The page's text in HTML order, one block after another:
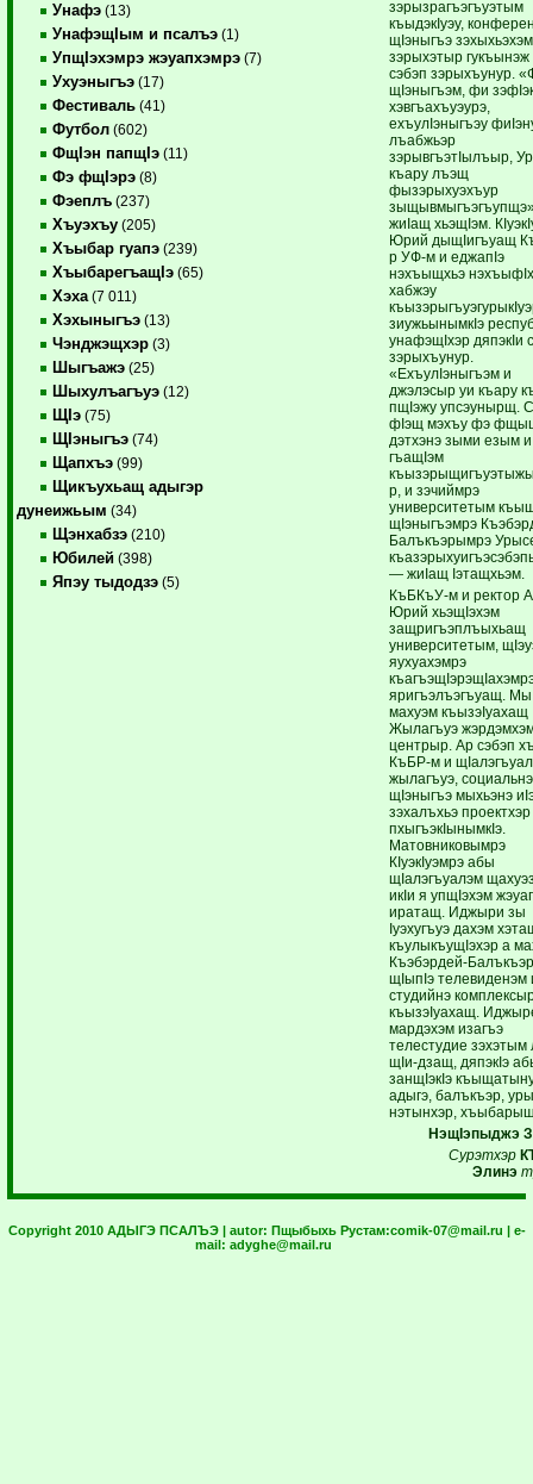
Унафэ (13)
УнафэщIым и псалъэ (1)
УпщIэхэмрэ жэуапхэмрэ (7)
Ухуэныгъэ (17)
Фестиваль (41)
Футбол (602)
ФщIэн папщIэ (11)
Фэ фщIэрэ (8)
Фэеплъ (237)
Хъуэхъу (205)
Хъыбар гуапэ (239)
ХъыбарегъащIэ (65)
Хэха (7 011)
Хэхыныгъэ (13)
Чэнджэщхэр (3)
Шыгъажэ (25)
Шыхулъагъуэ (12)
ЩIэ (75)
ЩIэныгъэ (74)
Щапхъэ (99)
Щикъухьащ адыгэр
дунеижьым (34)
Щэнхабзэ (210)
Юбилей (398)
Япэу тыдодзэ (5)
зэрызрагъэгъуэтым
къыдэкIуэу,
щIэныгъэ зэхыхьэхэм
зэрыхэтыр гукъынэж
сэбэп зэрыхъунур.
щIэныгъэм, фи
хэвгъахъуэурэ,
ехъулIэныгъэу
лъабжьэр
зэрывгъэтIылъыр,
къару лъэщ
фызэрыхуэхъур
жиIащ хьэщIэм.
Юрий дыщIигъуащ
р УФ-м и еджапIэ
нэхъыщхьэ
хабжэу
зиужьынымкIэ
унафэщIхэр дяпэкIи
зэрыхъунур.
«ЕхъулIэныгъэм и
джэлэсыр уи къару
пщIэжу упсэунырщ.
фIэщ мэхъу фэ
дэтхэнэ зыми езым
гъащIэм
р, и зэчиймрэ
университетым
щIэныгъэмрэ
Балъкъэрымрэ
— жиIащ Iэтащхьэм.
КъБКъУ-м и ректор
Юрий хьэщIэхэм
защригъэплъыхьащ
университетым,
яухуахэмрэ
яригъэлъэгъуащ. Мы
махуэм къызэIуахащ
Жылагъуэ
центрыр. Ар сэбэп
КъБР-м и
жылагъуэ,
щIэныгъэ мыхьэнэ
зэхалъхьэ проектхэр
пхыгъэкIынымкIэ.
Матовниковымрэ
КIуэкIуэмрэ абы
щIалэгъуалэм
икIи я упщIэхэм
иратащ. Иджыри зы
Iуэхугъуэ дахэм
къулыкъущIэхэр а
Къэбэрдей-
щIыпIэ телевиденэм
студийнэ
къызэIуахащ.
мардэхэм изагъэ
телестудие зэхэтым
щIи-дзащ, дяпэкIэ
занщIэкIэ
адыгэ, балъкъэр,
нэтынхэр,
НэщIэпыджэ
Сурэтхэр
Элинэ
Copyright 2010 АДЫГЭ ПСАЛЪЭ | autor: Пщыбыхь Рустам:comik-07@mail.ru | e-
mail: adyghe@mail.ru